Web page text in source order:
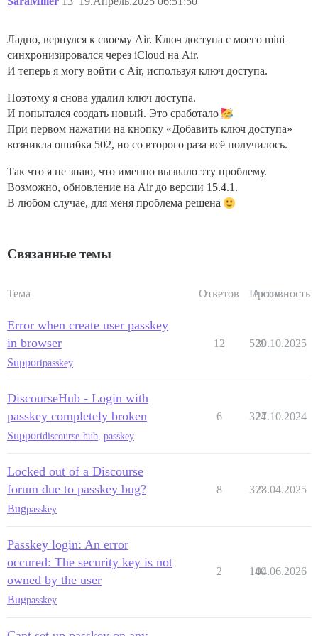
Ладно, вернулся к своему Air. Ключ доступа с моего mini
синхронизировался через iCloud на Air.
И теперь я могу войти с Air, используя ключ доступа.
Поэтому я снова удалил ключ доступа.
И попытался создать новый. Это сработало
При первом нажатии на кнопку «Добавить ключ доступа»
возникла ошибка 502, но со второго раза всё получилось.
Так что я не знаю, что именно вызвало эту проблему.
Возможно, обновление на Air до версии 15.4.1.
В любом случае, для меня проблема решена
Связанные темы
Тема Ответов Просм.
Активность
Error when create user passkey
in browser
Supportpasskey
12 529
30.10.2025
DiscourseHub - Login with
passkey completely broken
Supportdiscourse-hub passkey
6 324
27.10.2024
Locked out of a Discourse
forum due to passkey bug?
Bugpasskey
8 377
28.04.2025
Passkey login: An error
occured: The security key is not
owned by the user
Bugpasskey
2 140
04.06.2026